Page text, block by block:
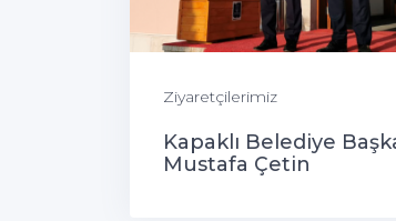
Ziyaretçilerimiz
Kapaklı Belediye
Mustafa Çetin